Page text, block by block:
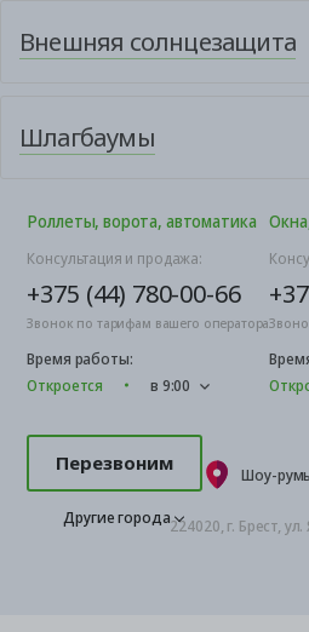
Внешняя солнцезащита
Шлагбаумы
Роллеты, ворота, автоматика
Консультация и продажа:
+375 (44) 780-00-66
Звонок по тарифам вашего оператора
Время работы:
Откроется
в 9:00
Перезвоним
Шоу-
Другие города224020, г. Брест,